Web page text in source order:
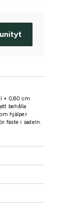
+ 0,80 cm
behålla
hjälper
fäste i sadeln.